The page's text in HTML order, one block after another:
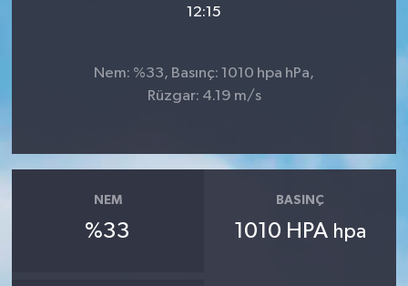
12:15
Nem: %33, Basınç: 1010 hpa hPa,
Rüzgar: 4.19 m/s
NEM
%33
BASINÇ
1010 HPA hpa